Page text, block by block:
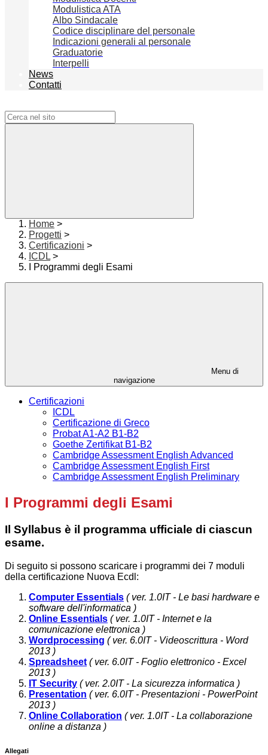
Modulistica ATA
Albo Sindacale
Codice disciplinare del personale
Indicazioni generali al personale
Graduatorie
Interpelli
News
Contatti
Home >
Progetti >
Certificazioni >
ICDL >
I Programmi degli Esami
Menu di
navigazione
Certificazioni
ICDL
Certificazione di Greco
Probat A1-A2 B1-B2
Goethe Zertifikat B1-B2
Cambridge Assessment English Advanced
Cambridge Assessment English First
Cambridge Assessment English Preliminary
I Programmi degli Esami
Il Syllabus è il programma ufficiale di ciascun
esame.
Di seguito si possono scaricare i programmi dei 7 moduli
della certificazione Nuova Ecdl:
Computer Essentials ( ver. 1.0IT - Le basi hardware e
software dell'informatica )
Online Essentials ( ver. 1.0IT - Internet e la
comunicazione elettronica )
Wordprocessing ( ver. 6.0IT - Videoscrittura - Word
2013 )
Spreadsheet ( ver. 6.0IT - Foglio elettronico - Excel
2013 )
IT Security ( ver. 2.0IT - La sicurezza informatica )
Presentation ( ver. 6.0IT - Presentazioni - PowerPoint
2013 )
Online Collaboration ( ver. 1.0IT - La collaborazione
online a distanza )
Allegati